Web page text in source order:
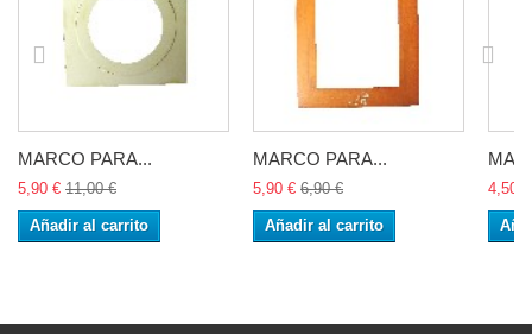
MARCO PARA...
5,90 € 11,00 €
Añadir al carrito
MARCO PARA...
5,90 € 6,90 €
Añadir al carrito
4,50 €